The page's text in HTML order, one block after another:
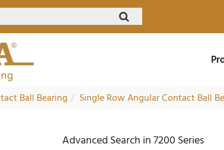
Ball Bearing Single Row Angular Contact Ball
Advanced Search in 7200 Series